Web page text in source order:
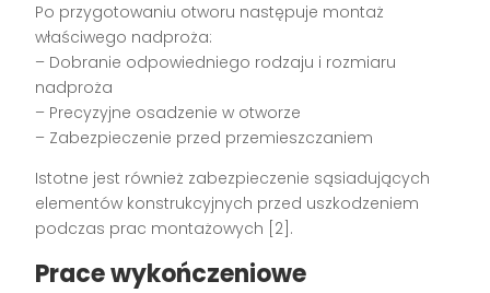
Po przygotowaniu otworu następuje montaż
właściwego nadproża:
– Dobranie odpowiedniego rodzaju i rozmiaru
nadproża
– Precyzyjne osadzenie w otworze
– Zabezpieczenie przed przemieszczaniem
Istotne jest również zabezpieczenie sąsiadujących
elementów konstrukcyjnych przed uszkodzeniem
podczas prac montażowych [2].
Prace wykończeniowe